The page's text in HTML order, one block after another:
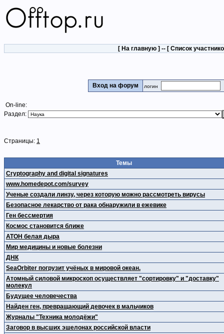
[ На главную ] -- [ Список
Вход на форум логин
On-line:
Раздел:
Страницы: 1
Темы
Cryptography and digital signatures
www.homedepot.com/survey
Ученые создали линзу, через которую можно рассмотреть вирусы
Безопасное лекарство от рака обнаружили в ежевике
Ген бессмертия
Космос становится ближе
АТОН белая дыра
Мир медицины и новые болезни
ДНК
SeaOrbiter погрузит учёных в мировой океан.
Атомный силовой микроскоп осуществляет "сортировку" и "доставку"
молекул
Будущее человечества
Найден ген, превращающий девочек в мальчиков
Журналы "Техника молодёжи"
Заговор в высших эшелонах российской власти